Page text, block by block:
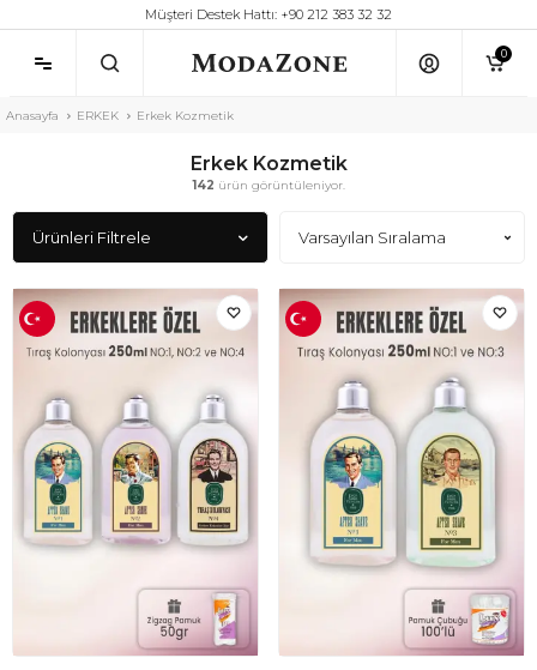
Müşteri Destek Hattı: +90 212 383 32 32
0
Anasayfa ERKEK Erkek Kozmetik
Erkek Kozmetik
142 ürün görüntüleniyor.
Ürünleri Filtrele